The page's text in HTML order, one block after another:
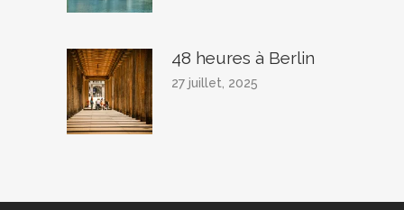
48 heures à Berlin
27 juillet, 2025